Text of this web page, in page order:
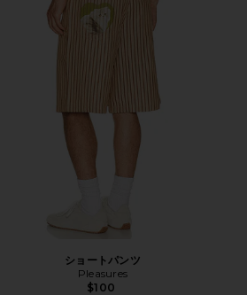
ショートパンツ
Pleasures
$100